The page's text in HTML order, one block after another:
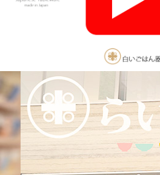
碗。実店舗でも手にとっていただけま
2025/10/26
≪軽井沢店営業のお知らせ≫ いつも
ざいます。軽井沢店2026年はGW頃オ
くださいませ！！ 2025年は11月3日（
ます。